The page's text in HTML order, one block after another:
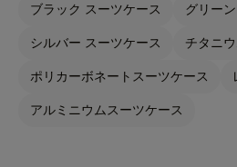
ブラック スーツケース グリー
シルバー スーツケース チタニ
ポリカーボネートスーツケース
アルミニウムスーツケース